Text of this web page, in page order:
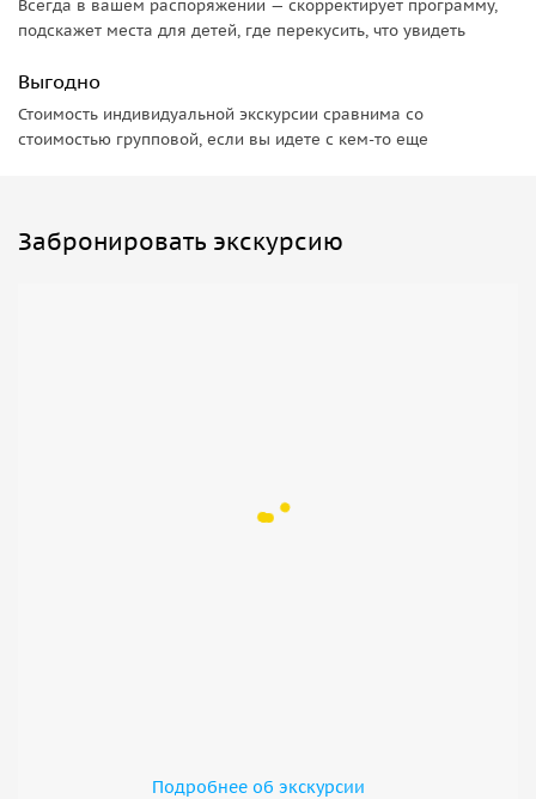
Всегда в вашем распоряжении — скорректирует программу,
подскажет места для детей, где перекусить, что увидеть
Выгодно
Стоимость индивидуальной экскурсии сравнима со
стоимостью групповой, если вы идете с кем-то еще
Забронировать экскурсию
Подробнее об экскурсии